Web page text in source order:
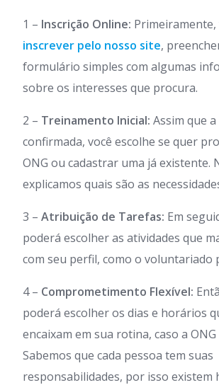
1 – Inscrição Online: Primeiramente,
inscrever pelo nosso site,
formulário simples com algumas
sobre os interesses que procura.
2 – Treinamento Inicial: Assim que
confirmada, você escolhe se quer
ONG ou cadastrar uma já existente.
explicamos quais são as
3 – Atribuição de Tarefas: Em
poderá escolher as atividades que
com seu perfil, como o voluntariado
4 – Comprometimento Flexível:
poderá escolher os dias e horários
encaixam em sua rotina, caso a ONG
Sabemos que cada pessoa tem suas
responsabilidades, por isso existem